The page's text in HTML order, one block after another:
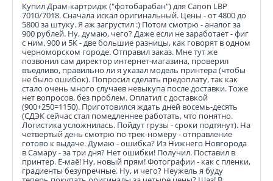
Купил Драм-картридж ("фотобарабан") для Canon LBP
7010/7018. Сначала искал оригинальный. Цены - от 4800 до
5800 за штуку. Я аж загрустил :) Потом смотрю - аналог за
900 рублей. Ну, думаю, чего? Даже если не заработает - фиг
с ним. 900 и 5К - две большие разницы, как говорят в одном
черноморском городе. Отправил заказ. Мне тут же
позвонил сам директор интернет-магазина, проверил
въедливо, правильно ли я указал модель принтера (чтобы
не было ошибок). Попросил сделать предоплату, так как
стало очень много случаев невыкупа после доставки. Тоже
нет вопросов, без проблем. Оплатил с доставкой
(900+250=1150). Приготовился ждать дней восемь-десять
(СДЭК сейчас стал помедленнее работать, что понятно.
Логистика усложнилась. Пойдут грузы - сроки подтянут). На
четвертый день смотрю по трек-номеру - отправление
готово к выдаче. Думаю - ошибка? Из Нижнего Новгорода
в Самару - за три дня? Нет ошибки! Получил. Поставил в
принтер. Ё-маё! Ну, новый прям! Фотографии - как с пленки,
градиенты безупречные. Ну, и чего? Неужель я буду